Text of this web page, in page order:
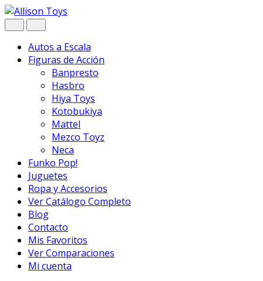
Navegar
Ir
al
Autos a Escala
Figuras de Acción
Banpresto
Hasbro
Hiya Toys
Kotobukiya
Mattel
Mezco Toyz
Neca
Funko Pop!
Juguetes
Ropa y Accesorios
Ver Catálogo Completo
Blog
Contacto
Mis Favoritos
Ver Comparaciones
Mi cuenta